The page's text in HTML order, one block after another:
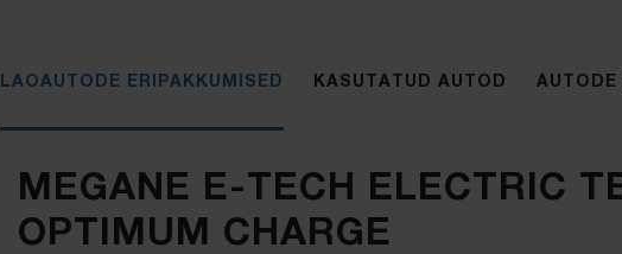
LAOAUTODE ERIPAKKUMISED KASUTATUD AUTOD AUTODE
MEGANE E-TECH ELECTRIC
OPTIMUM CHARGE